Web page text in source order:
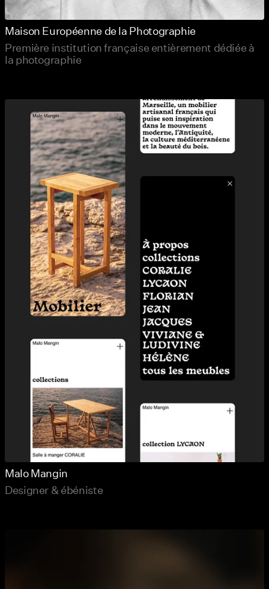
Maison Européenne de la Photographie
Première institution française entièrement dédiée à
la photographie
Malo Mangin
Designer & ébéniste